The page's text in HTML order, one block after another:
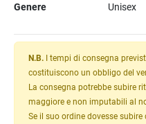
Genere Unisex
N.B. I tempi di consegna
costituiscono un obbligo del
La consegna potrebbe subire
maggiore e non imputabili al
Se il suo ordine dovesse